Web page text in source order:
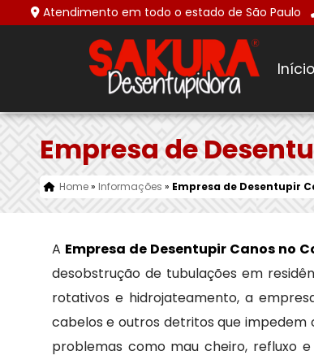
Atendimento em todo o estado de São Paulo
Início
Empresa de
Home» Informações » Empresa de Desentupir
A Empresa de Desentupir Canos no
desobstrução de tubulações em
rotativos e hidrojateamento, a
cabelos e outros detritos que impedem
problemas como mau cheiro, refluxo